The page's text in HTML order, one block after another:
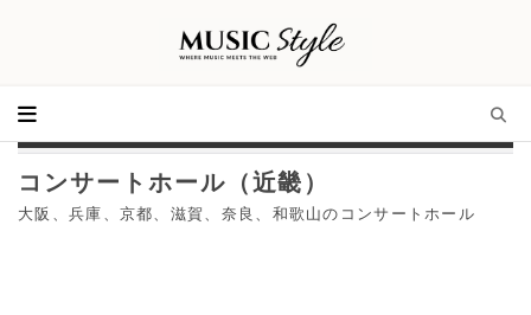
コンサートホール（近畿）
大阪、兵庫、京都、滋賀、奈良、和歌山のコンサートホール